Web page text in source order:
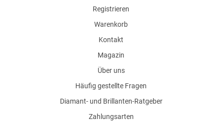
Registrieren
Warenkorb
Kontakt
Magazin
Über uns
Häufig gestellte Fragen
Diamant- und Brillanten-Ratgeber
Zahlungsarten